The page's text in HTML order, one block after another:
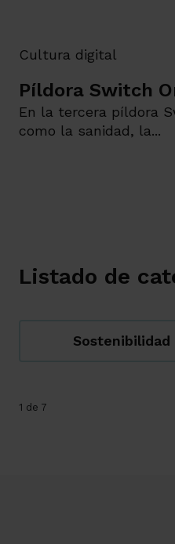
Cultura digital
Píldora Switch
En la tercera píldora
como la sanidad, la...
Listado de
Sostenibilidad
1 de 7